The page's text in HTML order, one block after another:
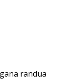
randua